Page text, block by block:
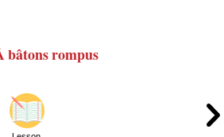
bâtonsrompus